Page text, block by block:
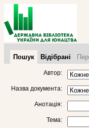
Пошук Відібрані
Автор:
Назва документа:
Анотація:
Тема: